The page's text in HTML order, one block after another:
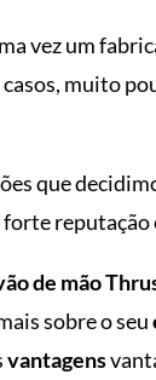
vez um
casos, muito
que
forte
de mão
sobre o seu
vantagens